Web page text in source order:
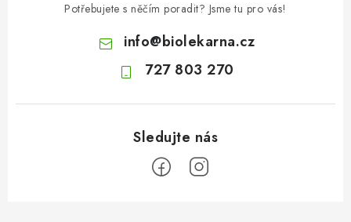
Potřebujete s něčím poradit? Jsme tu pro vás!
info@biolekarna.cz
727 803 270